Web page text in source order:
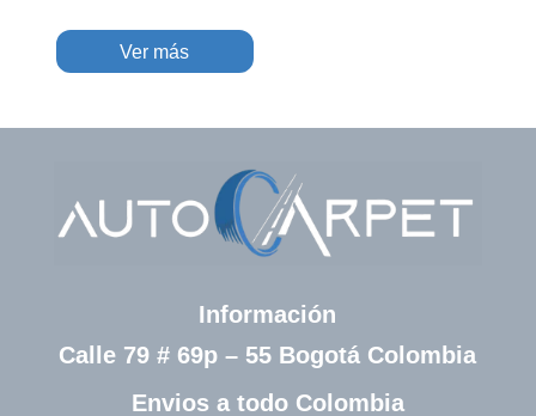
Ver más
Información
Calle 79 # 69p – 55 Bogotá Colombia
Envios a todo Colombia